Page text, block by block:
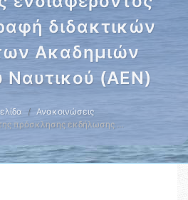
διδακτικών
Ακαδημιών
Ναυτικού (ΑΕΝ)
Ανακοινώσεις
πρόσκλησης εκδήλωσης …